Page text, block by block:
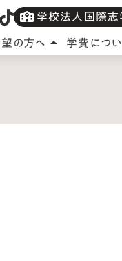
の方へ arrow_drop_up 学費につ
学校法人国際